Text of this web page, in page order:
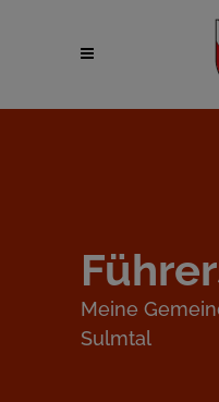
Meine
Sulmtal